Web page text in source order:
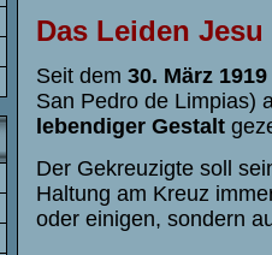
Das Leiden
Seit dem 30. März 1919
San Pedro de Limpias)
lebendiger Gestalt
Der Gekreuzigte soll
Haltung am Kreuz
oder einigen, sondern